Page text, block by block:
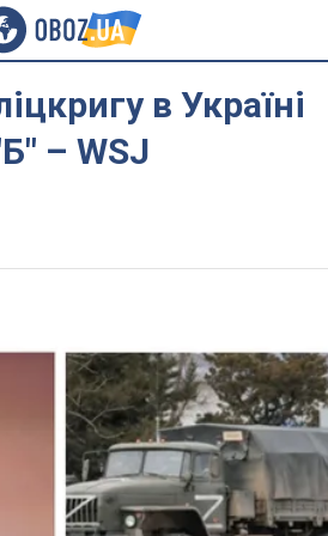
в Україні
– WSJ